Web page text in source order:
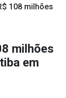
108 milhões
milhões
em